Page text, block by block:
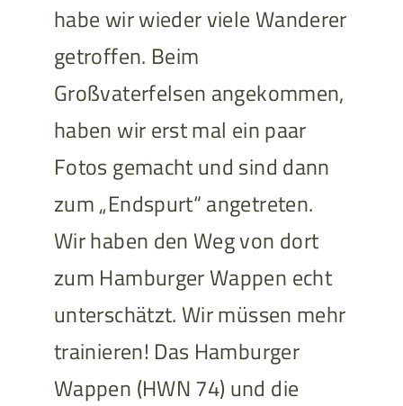
habe wir wieder viele Wanderer
getroffen. Beim
Großvaterfelsen angekommen,
haben wir erst mal ein paar
Fotos gemacht und sind dann
zum „Endspurt“ angetreten.
Wir haben den Weg von dort
zum Hamburger Wappen echt
unterschätzt. Wir müssen mehr
trainieren! Das Hamburger
Wappen (HWN 74) und die